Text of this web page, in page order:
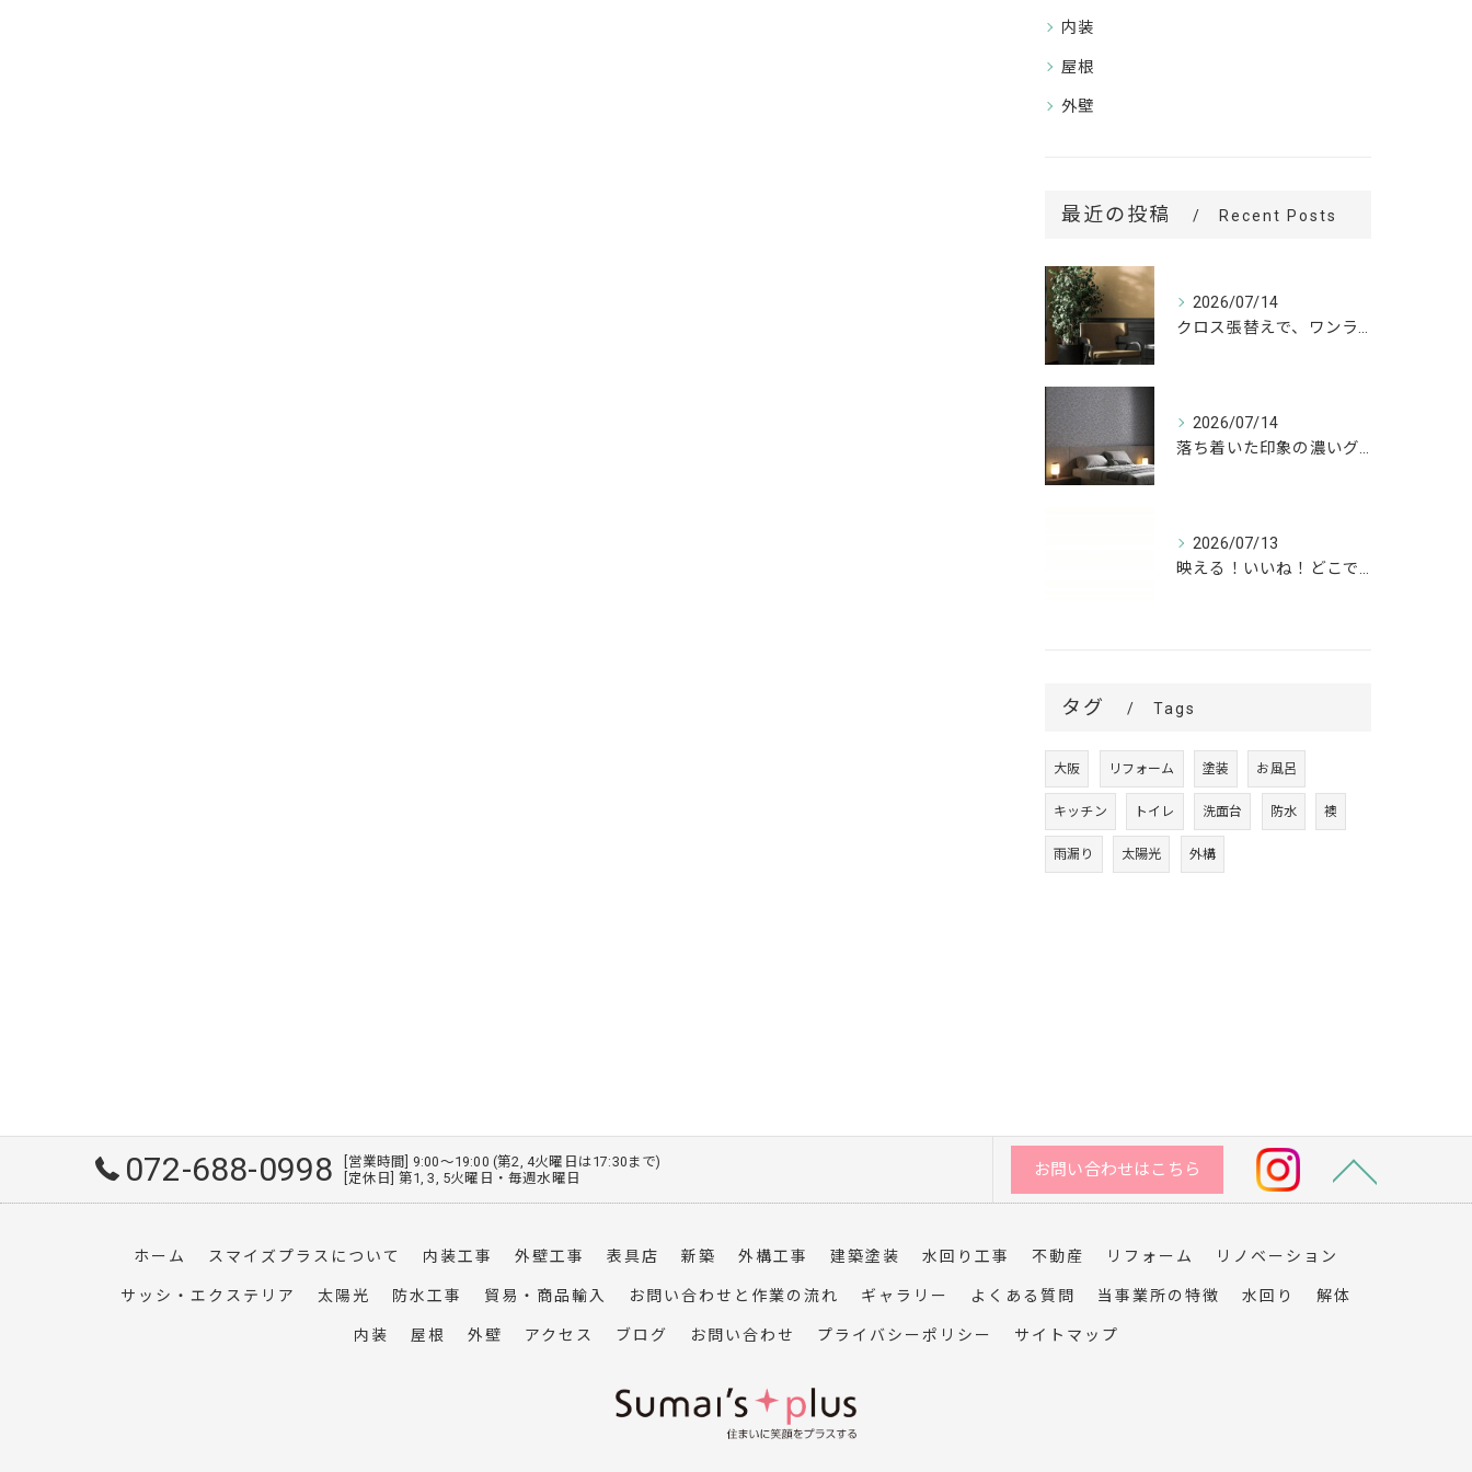
内装
屋根
外壁
最近の投稿 Recent Posts
2026/07/14
クロス張替えで、ワンランク上の空間へ。
2026/07/14
落ち着いた印象の濃いグレーが、お部屋をワンランク上の空間へ。
2026/07/13
映える！いいね！どこでも高槻✨
タグ Tags
大阪 リフォーム 塗装 お風呂
キッチン トイレ 洗面台 防水 襖
雨漏り 太陽光 外構
072-688-0998
[営業時間] 9:00～19:00 (第2, 4火曜日は17:30まで)
[定休日] 第1, 3, 5火曜日・毎週水曜日
お問い合わせはこちら
ホーム スマイズプラスについて 内装工事 外壁工事 表具店 新築 外構工事 建築塗装 水回り工事 不動産 リフォーム リノベーション
サッシ・エクステリア 太陽光 防水工事 貿易・商品輸入 お問い合わせと作業の流れ ギャラリー よくある質問 当事業所の特徴 水回り 解体
内装 屋根 外壁 アクセス ブログ お問い合わせ プライバシーポリシー サイトマップ